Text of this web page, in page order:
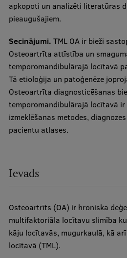
Fakultātes
Stratēģija
Struktūra
Vēsture un tradīcijas
Identitāte
RSU fonds
Ģerbonis
Reitingi
Virtuālā tūre
apkopoti un analizēti literatūras
pieaugušajiem.
Secinājumi. TML OA ir bieži
Osteoartrīta attīstība un
temporomandibulārajā locītavā
Tā etioloģija un patoģenēze
Osteoartrīta diagnosticēšanas
temporomandibulārajā locītavā
izmeklēšanas metodes,
pacientu atlases.
Ievads
Osteoartrīts (OA) ir hroniska
multifaktoriāla locītavu slimība
kāju locītavās, mugurkaulā, kā
locītavā (TML).